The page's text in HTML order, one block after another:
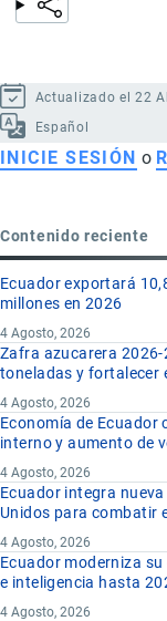
Actualizado el 22
Español
INICIE SESIÓN o
Contenido reciente
Ecuador exportará
millones en 2026
4 Agosto, 2026
Zafra azucarera
toneladas y fortalecer
4 Agosto, 2026
Economía de Ecuador
interno y aumento de
4 Agosto, 2026
Ecuador integra
Unidos para combatir
4 Agosto, 2026
Ecuador moderniza
e inteligencia hasta
4 Agosto, 2026